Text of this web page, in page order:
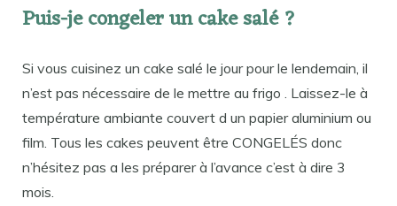
Puis-je congeler un cake salé ?
Si vous cuisinez un cake salé le jour pour le lendemain, il
n’est pas nécessaire de le mettre au frigo . Laissez-le à
température ambiante couvert d un papier aluminium ou
film. Tous les cakes peuvent être CONGELÉS donc
n’hésitez pas a les préparer à l’avance c’est à dire 3
mois.